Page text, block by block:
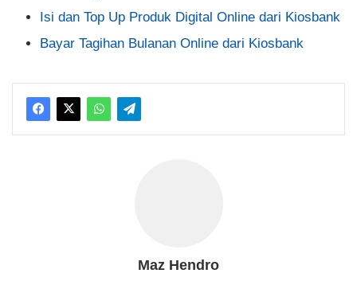
Isi dan Top Up Produk Digital Online dari Kiosbank
Bayar Tagihan Bulanan Online dari Kiosbank
Maz Hendro